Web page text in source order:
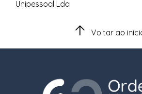
Voltar ao